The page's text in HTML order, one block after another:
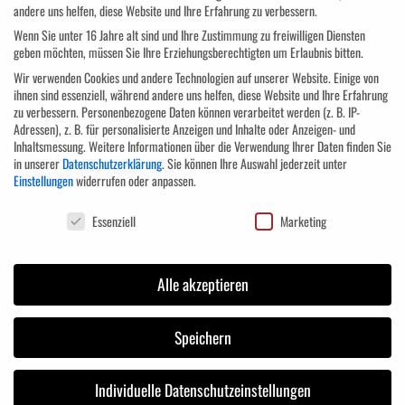
Angemeldet bleiben
Anmelden
Passwort vergessen?
Das Aus- und Weiterbildungszentrum ist getreu dem Motto „Lebenslanges
Lernen“ aufgebaut. Die Redewendung „Was Hänschen nicht lernt, lernt Hans
nimmermehr“ ist in der heutigen Zeit absolut überholt. Der Lernprozess hört
andere uns helfen, diese Website und Ihre Erfahrung zu verbessern.
Wenn Sie unter 16 Jahre alt sind und Ihre Zustimmung zu freiwilligen Diensten
geben möchten, müssen Sie Ihre Erziehungsberechtigten um Erlaubnis bitten.
Wir verwenden Cookies und andere Technologien auf unserer Website. Einige von
ihnen sind essenziell, während andere uns helfen, diese Website und Ihre Erfahrung
zu verbessern. Personenbezogene Daten können verarbeitet werden (z. B. IP-
Adressen), z. B. für personalisierte Anzeigen und Inhalte oder Anzeigen- und
Inhaltsmessung.Weitere Informationen über die Verwendung Ihrer Daten finden Sie
in unsererDatenschutzerklärung.Sie können Ihre Auswahl jederzeit unter
Einstellungenwiderrufen oder anpassen.
Datenschutzeinstellungen
Essenziell Marketing
Alle akzeptieren
Speichern
Individuelle Datenschutzeinstellungen